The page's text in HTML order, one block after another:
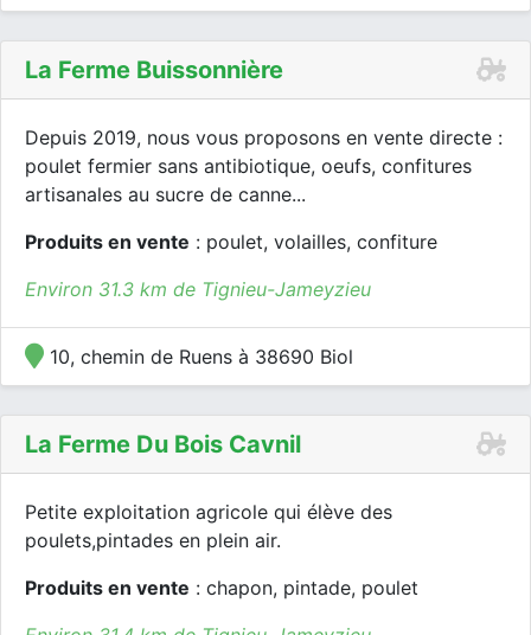
La Ferme Buissonnière
Depuis 2019, nous vous proposons en vente directe :
poulet fermier sans antibiotique, oeufs, confitures
artisanales au sucre de canne...
Produits en vente : poulet, volailles, confiture
Environ 31.3 km de Tignieu-Jameyzieu
10, chemin de Ruens à 38690 Biol
La Ferme Du Bois Cavnil
Petite exploitation agricole qui élève des
poulets,pintades en plein air.
Produits en vente : chapon, pintade, poulet